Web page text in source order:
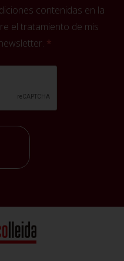
contenidas en la
el tratamiento de mis